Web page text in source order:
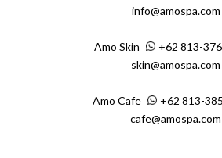
info@amospa.com
Amo Skin
+62 813-
skin@amospa.com
Amo Cafe
+62 813-
cafe@amospa.com